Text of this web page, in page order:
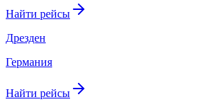
Найти рейсы
Дрезден
Германия
Найти рейсы